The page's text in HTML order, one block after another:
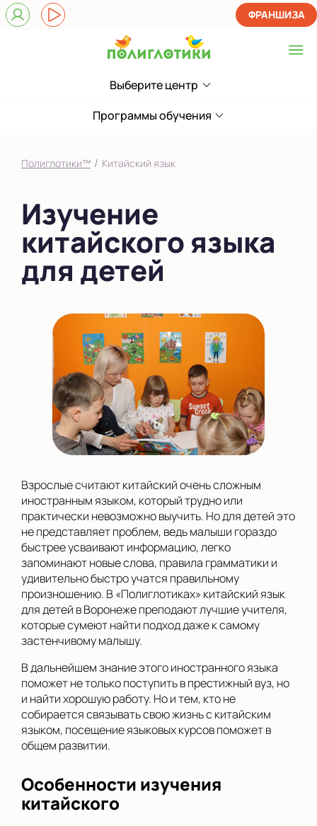
Выберите центр
Выберите центр
Конопатова
ФРАНШИЗА
Программы обучения
Полиглотики™ / Китайский язык
Изучение
китайского языка
для детей
Взрослые считают китайский очень сложным
иностранным языком, который трудно или
практически невозможно выучить. Но для детей это
не представляет проблем, ведь малыши гораздо
быстрее усваивают информацию, легко
запоминают новые слова, правила грамматики и
удивительно быстро учатся правильному
произношению. В «Полиглотиках» китайский язык
для детей в Воронеже преподают лучшие учителя,
которые сумеют найти подход даже к самому
застенчивому малышу.
В дальнейшем знание этого иностранного языка
поможет не только поступить в престижный вуз, но
и найти хорошую работу. Но и тем, кто не
собирается связывать свою жизнь с китайским
языком, посещение языковых курсов поможет в
общем развитии.
Особенности изучения
китайского